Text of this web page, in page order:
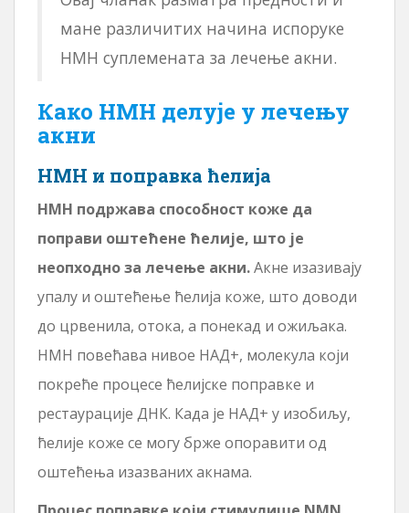
мане различитих начина испоруке
НМН суплемената за лечење акни.
Како НМН делује у лечењу
акни
НМН и поправка ћелија
НМН подржава способност коже да
поправи оштећене ћелије, што је
неопходно за лечење акни.Акне изазивају
упалу и оштећење ћелија коже, што доводи
до црвенила, отока, а понекад и ожиљака.
НМН повећава нивое НАД+, молекула који
покреће процесе ћелијске поправке и
рестаурације ДНК. Када је НАД+ у изобиљу,
ћелије коже се могу брже опоравити од
оштећења изазваних акнама.